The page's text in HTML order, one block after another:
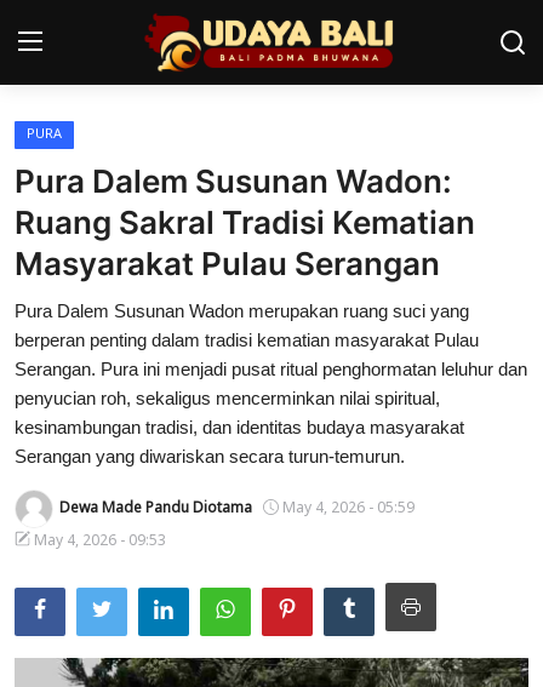
Home
Pura
Desa Adat
Tradisi
Kearifan lokal
Alam Bali
Kisah
Indonesia
PURA
Pura Dalem Susunan Wadon:
Ruang Sakral Tradisi Kematian
Masyarakat Pulau Serangan
Pura Dalem Susunan Wadon merupakan ruang suci yang
berperan penting dalam tradisi kematian masyarakat Pulau
Serangan. Pura ini menjadi pusat ritual penghormatan leluhur dan
penyucian roh, sekaligus mencerminkan nilai spiritual,
kesinambungan tradisi, dan identitas budaya masyarakat
Serangan yang diwariskan secara turun-temurun.
Dewa Made Pandu Diotama
May 4, 2026 - 05:59
May 4, 2026 - 09:53